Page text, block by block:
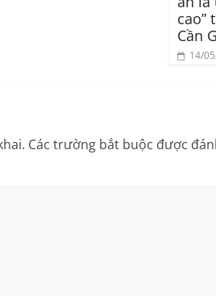
cao”
Cần
14/
Các trường bắt buộc được